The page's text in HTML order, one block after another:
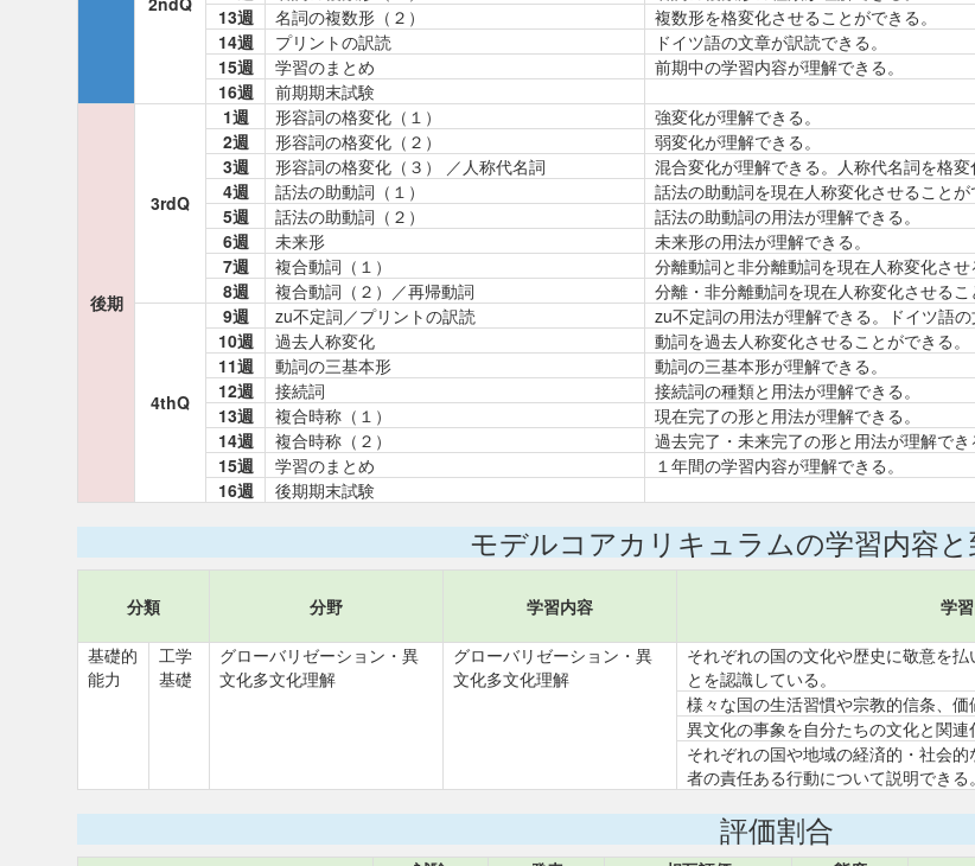
13週
名詞の複数形（２）
複数形を格変化させることができる。
14週
プリントの訳読
ドイツ語の文章が訳読できる。
15週
学習のまとめ
前期中の学習内容が理解できる。
16週
前期期末試験
後期
3rdQ
1週 形容詞の格変化（１）
強変化が理解できる。
2週
形容詞の格変化（２）
弱変化が理解できる。
3週
形容詞の格変化（３） ／人称代名詞
混合変化が理解できる。人称代名詞を格変
4週
話法の助動詞（１）
話法の助動詞を現在人称変化させることが
5週
話法の助動詞（２）
話法の助動詞の用法が理解できる。
6週
未来形
未来形の用法が理解できる。
7週
複合動詞（１）
分離動詞と非分離動詞を現在人称変化させ
8週
複合動詞（２）／再帰動詞 分離・非分離動詞を現在人称変化させる
4thQ
9週 zu不定詞／プリントの訳読
zu不定詞の用法が理解できる。ドイツ語の
10週
過去人称変化
動詞を過去人称変化させることができる。
11週
動詞の三基本形
動詞の三基本形が理解できる。
12週
接続詞
接続詞の種類と用法が理解できる。
13週
複合時称（１）
現在完了の形と用法が理解できる。
14週
複合時称（２）
過去完了・未来完了の形と用法が理解でき
15週
学習のまとめ
１年間の学習内容が理解できる。
16週
後期期末試験
モデルコアカリキュラムの学習内容
分類 分野 学習内容 学
基礎的
能力
工学
基礎
グローバリゼーション・異
文化多文化理解
グローバリゼーション・異
文化多文化理解
それぞれの国の文化や歴史に敬意を
とを認識している。
様々な国の生活習慣や宗教的信条、価
異文化の事象を自分たちの文化と関連
それぞれの国や地域の経済的・社会
者の責任ある行動について説明できる。
評価割合